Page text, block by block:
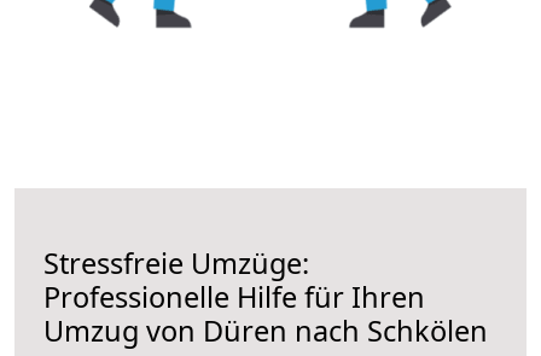
Stressfreie Umzüge:
Professionelle Hilfe für Ihren
Umzug von Düren nach Schkölen